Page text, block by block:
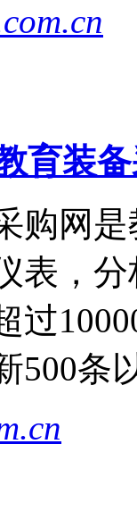
育装
购网
表，
过
500条